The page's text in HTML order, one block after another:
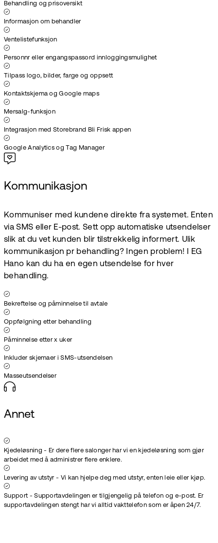
Behandling og prisoversikt
Informasjon om behandler
Ventelistefunksjon
Personnr eller engangspassord innloggingsmulighet
Tilpass logo, bilder, farge og oppsett
Kontaktskjema og Google maps
Mersalg-funksjon
Integrasjon med Storebrand Bli Frisk appen
Google Analytics og Tag Manager
Kommunikasjon
Kommuniser med kundene direkte fra systemet. Enten
via SMS eller E-post. Sett opp automatiske utsendelser
slik at du vet kunden blir tilstrekkelig informert. Ulik
kommunikasjon pr behandling? Ingen problem! I EG
Hano kan du ha en egen utsendelse for hver
behandling.
Bekreftelse og påminnelse til avtale
Oppfølgning etter behandling
Påminnelse etter x uker
Inkluder skjemaer i SMS-utsendelsen
Masseutsendelser
Annet
Kjedeløsning - Er dere flere salonger har vi en kjedeløsning som gjør
arbeidet med å administrer flere enklere.
Levering av utstyr - Vi kan hjelpe deg med utstyr, enten leie eller kjøp.
Support - Supportavdelingen er tilgjengelig på telefon og e-post. Er
supportavdelingen stengt har vi alltid vakttelefon som er åpen 24/7.